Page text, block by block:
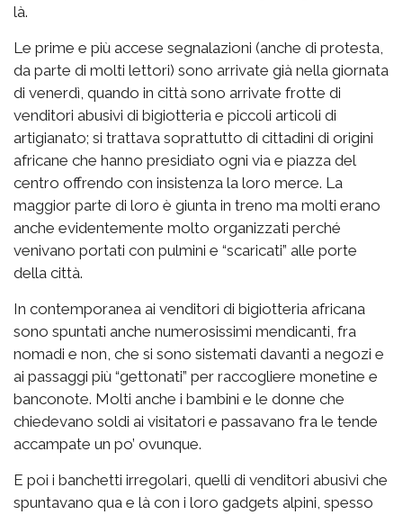
là.
Le prime e più accese segnalazioni (anche di protesta,
da parte di molti lettori) sono arrivate già nella giornata
di venerdì, quando in città sono arrivate frotte di
venditori abusivi di bigiotteria e piccoli articoli di
artigianato; si trattava soprattutto di cittadini di origini
africane che hanno presidiato ogni via e piazza del
centro offrendo con insistenza la loro merce. La
maggior parte di loro è giunta in treno ma molti erano
anche evidentemente molto organizzati perché
venivano portati con pulmini e “scaricati” alle porte
della città.
In contemporanea ai venditori di bigiotteria africana
sono spuntati anche numerosissimi mendicanti, fra
nomadi e non, che si sono sistemati davanti a negozi e
ai passaggi più “gettonati” per raccogliere monetine e
banconote. Molti anche i bambini e le donne che
chiedevano soldi ai visitatori e passavano fra le tende
accampate un po’ ovunque.
E poi i banchetti irregolari, quelli di venditori abusivi che
spuntavano qua e là con i loro gadgets alpini, spesso